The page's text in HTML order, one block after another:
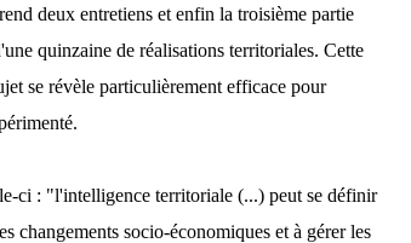
deux entretiens et enfin la troisième partie
quinzaine de réalisations territoriales. Cette
se révèle particulièrement efficace pour
ci : "l'intelligence territoriale (...) peut se définir
changements socio-économiques et à gérer les